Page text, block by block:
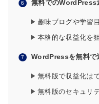
無料でのWordPress
趣味ブログや学習
本格的な収益化を
WordPressを無料で
無料版で収益化は
無料版のセキュリ